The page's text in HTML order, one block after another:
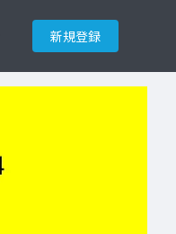
新規登録